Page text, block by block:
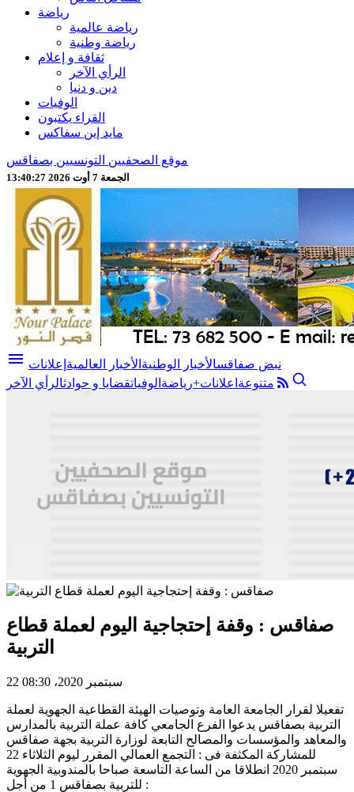
رياضة
رياضة عالمية
رياضة وطنية
ثقافة و إعلام
الرأي الآخر
دين و دنيا
الوفيات
القراء يكتبون
مايد إين سفاكس
موقع الصحفيين التونسيين بصفاقس
الجمعة 7 أوت 2026 13:40:29
menu نبض صفاقسالأخبار الوطنية الأخبار العالمية إعلانات
متنوعة اعلانات+رياضة الوفياتقضايا و حوادثالرأي الآخر
صفاقس : وقفة إحتجاجية اليوم لعملة قطاع
التربية
22 سبتمبر 2020، 08:30
تفعيلا لقرار الجامعة العامة وتوصيات الهيئة القطاعية الجهوية لعملة
التربية بصفاقس يدعوا الفرع الجامعي كافة عملة التربية بالمدارس
والمعاهد والمؤسسات والمصالح التابعة لوزارة التربية بجهة صفاقس
للمشاركة المكثفة فى : التجمع العمالي المقرر ليوم الثلاثاء 22
سبتمبر 2020 انطلاقا من الساعة التاسعة صباحا بالمندوبية الجهوية
للتربية بصفاقس 1 من أجل :